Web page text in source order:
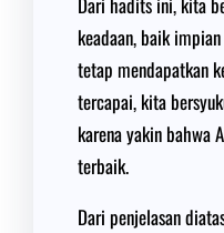
keadaan, baik
tetap mendapatkan
tercapai, kita
karena yakin bahwa
terbaik.
Dari penjelasan